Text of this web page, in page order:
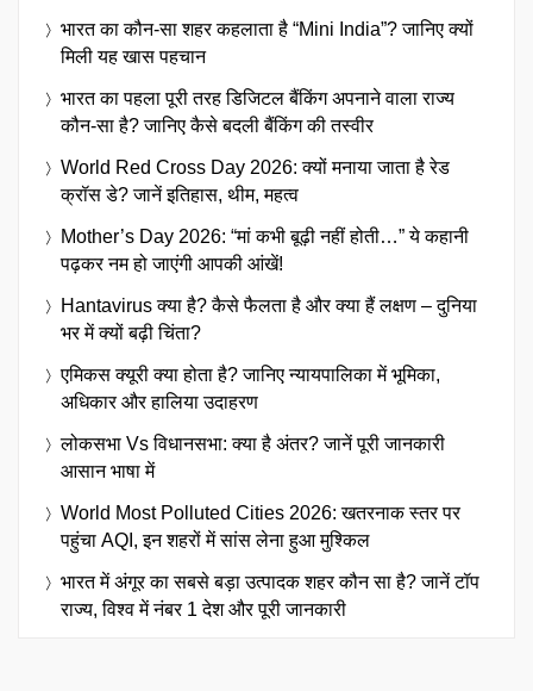
भारत का कौन-सा शहर कहलाता है “Mini India”? जानिए क्यों
मिली यह खास पहचान
भारत का पहला पूरी तरह डिजिटल बैंकिंग अपनाने वाला राज्य
कौन-सा है? जानिए कैसे बदली बैंकिंग की तस्वीर
World Red Cross Day 2026: क्यों मनाया जाता है रेड
क्रॉस डे? जानें इतिहास, थीम, महत्व
Mother’s Day 2026: “मां कभी बूढ़ी नहीं होती…” ये कहानी
पढ़कर नम हो जाएंगी आपकी आंखें!
Hantavirus क्या है? कैसे फैलता है और क्या हैं लक्षण – दुनिया
भर में क्यों बढ़ी चिंता?
एमिकस क्यूरी क्या होता है? जानिए न्यायपालिका में भूमिका,
अधिकार और हालिया उदाहरण
लोकसभा Vs विधानसभा: क्या है अंतर? जानें पूरी जानकारी
आसान भाषा में
World Most Polluted Cities 2026: खतरनाक स्तर पर
पहुंचा AQI, इन शहरों में सांस लेना हुआ मुश्किल
भारत में अंगूर का सबसे बड़ा उत्पादक शहर कौन सा है? जानें टॉप
राज्य, विश्व में नंबर 1 देश और पूरी जानकारी